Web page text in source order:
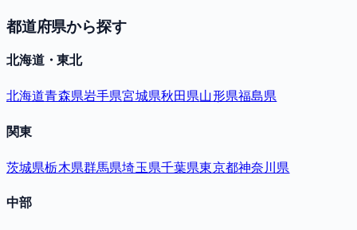
都道府県から探す
北海道・東北
北海道青森県岩手県宮城県秋田県山形県福島県
関東
茨城県栃木県群馬県埼玉県千葉県東京都神奈川県
中部